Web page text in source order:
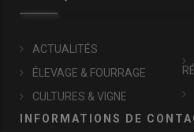
ACTUALITÉS
ÉLEVAGE & FOURRAGE
CULTURES & VIGNE
INFORMATIONS DE